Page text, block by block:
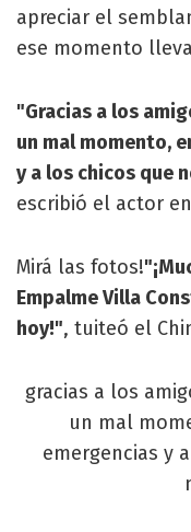
apreciar el
ese momento
"Gracias a los
un mal momento,
y a los chicos que
escribió el actor
Mirá las fotos!
Empalme Villa
hoy!", tuiteó el
gracias a los
un mal
emergencias y